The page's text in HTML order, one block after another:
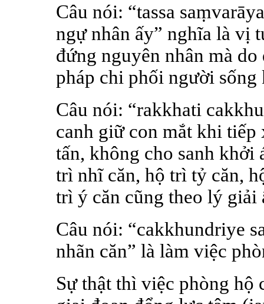
Câu nói: “tassa
ngự nhân ấy” nghĩa là vị
đứng nguyên nhân mà
pháp chi phối người sống
Câu nói: “rakkhati
canh giữ con mắt khi tiếp
tấn, không cho sanh khởi
trì nhĩ căn, hộ trì tỷ căn,
trì ý căn cũng theo lý giải
Câu nói: “cakkhundriye
nhãn căn” là làm việc
Sự thật thì việc phòng hộ